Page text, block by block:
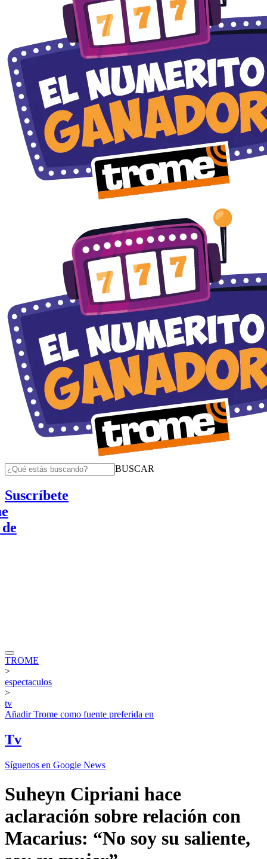
BUSCAR
Suscríbete
TROME
>
espectaculos
>
tv
AñadirTrome como fuente preferida en
Tv
Síguenos en Google News
Suheyn Cipriani hace
aclaración sobre relación con
Macarius: “No soy su saliente,